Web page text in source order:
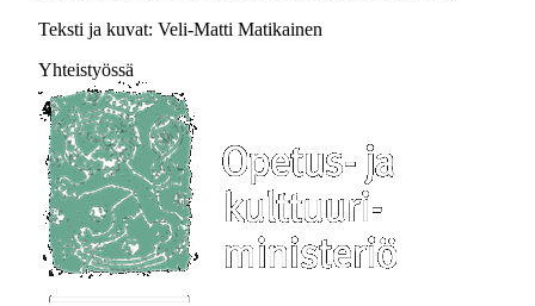
Teksti ja kuvat: Veli-Matti Matikainen
Yhteistyössä